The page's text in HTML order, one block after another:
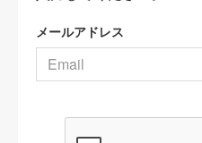
メールアドレス